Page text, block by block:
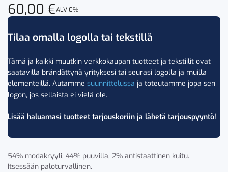
60,00 €ALV 0%
Tilaa omalla logolla tai tekstillä
Tämä ja kaikki muutkin verkkokaupan tuotteet ja tekstiilit ovat
saatavilla brändättynä yrityksesi tai seurasi logolla ja muilla
elementeillä. Autamme suunnittelussa ja toteutamme jopa sen
logon, jos sellaista ei vielä ole.
Lisää haluamasi tuotteet tarjouskoriin ja lähetä tarjouspyyntö!
54% modakryyli, 44% puuvilla, 2% antistaattinen kuitu.
Itsessään paloturvallinen.